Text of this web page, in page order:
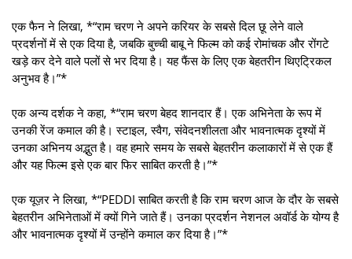
एक फैन ने लिखा, *“राम चरण ने अपने करियर के सबसे दिल छू लेने वाले
प्रदर्शनों में से एक दिया है, जबकि बुच्ची बाबू ने फिल्म को कई रोमांचक और रोंगटे
खड़े कर देने वाले पलों से भर दिया है। यह फैंस के लिए एक बेहतरीन थिएट्रिकल
अनुभव है।”*
एक अन्य दर्शक ने कहा, *“राम चरण बेहद शानदार हैं। एक अभिनेता के रूप में
उनकी रेंज कमाल की है। स्टाइल, स्वैग, संवेदनशीलता और भावनात्मक दृश्यों में
उनका अभिनय अद्भुत है। वह हमारे समय के सबसे बेहतरीन कलाकारों में से एक हैं
और यह फिल्म इसे एक बार फिर साबित करती है।”*
एक यूज़र ने लिखा, *“PEDDI साबित करती है कि राम चरण आज के दौर के सबसे
बेहतरीन अभिनेताओं में क्यों गिने जाते हैं। उनका प्रदर्शन नेशनल अवॉर्ड के योग्य है
और भावनात्मक दृश्यों में उन्होंने कमाल कर दिया है।”*